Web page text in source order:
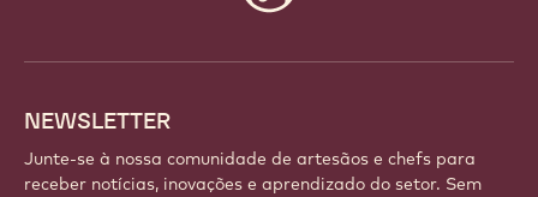
NEWSLETTER
Junte-se à nossa comunidade de artesãos e chefs para
receber notícias, inovações e aprendizado do setor. Sem